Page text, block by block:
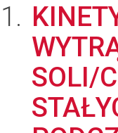
SOLI/